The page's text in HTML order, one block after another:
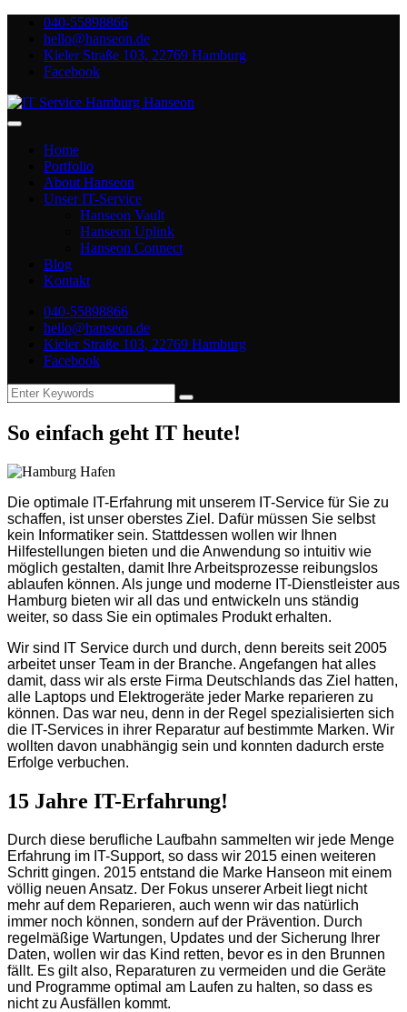
content
040-55898866
hello@hanseon.de
Kieler Straße 103, 22769 Hamburg
Facebook
Home
Portfolio
About Hanseon
Unser IT-Service
Hanseon Vault
Hanseon Uplink
Hanseon Connect
Blog
Kontakt
040-55898866
hello@hanseon.de
Kieler Straße 103, 22769 Hamburg
Facebook
Search
for:
So einfach geht IT heute!
Die optimale IT-Erfahrung mit unserem IT-Service für Sie zu
schaffen, ist unser oberstes Ziel. Dafür müssen Sie selbst
kein Informatiker sein. Stattdessen wollen wir Ihnen
Hilfestellungen bieten und die Anwendung so intuitiv wie
möglich gestalten, damit Ihre Arbeitsprozesse reibungslos
ablaufen können. Als junge und moderne IT-Dienstleister aus
Hamburg bieten wir all das und entwickeln uns ständig
weiter, so dass Sie ein optimales Produkt erhalten.
Wir sind IT Service durch und durch, denn bereits seit 2005
arbeitet unser Team in der Branche. Angefangen hat alles
damit, dass wir als erste Firma Deutschlands das Ziel hatten,
alle Laptops und Elektrogeräte jeder Marke reparieren zu
können. Das war neu, denn in der Regel spezialisierten sich
die IT-Services in ihrer Reparatur auf bestimmte Marken. Wir
wollten davon unabhängig sein und konnten dadurch erste
Erfolge verbuchen.
15 Jahre IT-Erfahrung!
Durch diese berufliche Laufbahn sammelten wir jede Menge
Erfahrung im IT-Support, so dass wir 2015 einen weiteren
Schritt gingen. 2015 entstand die Marke Hanseon mit einem
völlig neuen Ansatz. Der Fokus unserer Arbeit liegt nicht
mehr auf dem Reparieren, auch wenn wir das natürlich
immer noch können, sondern auf der Prävention. Durch
regelmäßige Wartungen, Updates und der Sicherung Ihrer
Daten, wollen wir das Kind retten, bevor es in den Brunnen
fällt. Es gilt also, Reparaturen zu vermeiden und die Geräte
und Programme optimal am Laufen zu halten, so dass es
nicht zu Ausfällen kommt.